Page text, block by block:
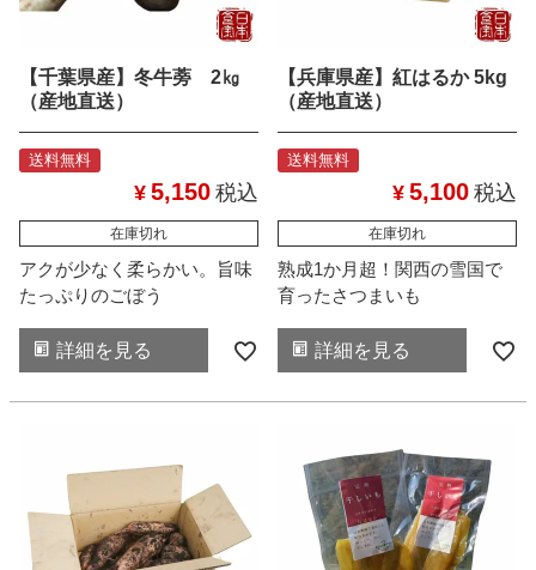
【千葉県産】冬牛蒡 2㎏
（産地直送）
送料無料
¥ 5,150 税込
在庫切れ
アクが少なく柔らかい。旨味
たっぷりのごぼう
詳細を見る
【兵庫県産】紅はるか 5kg
（産地直送）
送料無料
¥ 5,100 税込
在庫切れ
熟成1か月超！関西の雪国で
育ったさつまいも
詳細を見る